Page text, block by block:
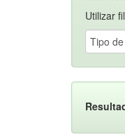
Utilizar